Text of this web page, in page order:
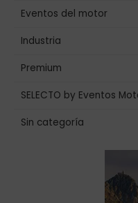
Eventos del motor
Industria
Premium
SELECTO by Eventos
Sin categoría